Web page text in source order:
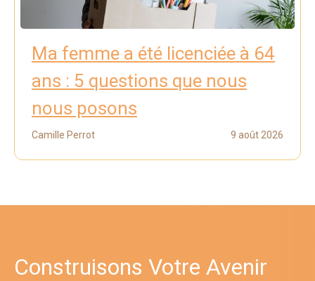
Ma femme a été licenciée à 64
ans : 5 questions que nous
nous posons
Camille Perrot 9 août 2026
Construisons Votre Avenir